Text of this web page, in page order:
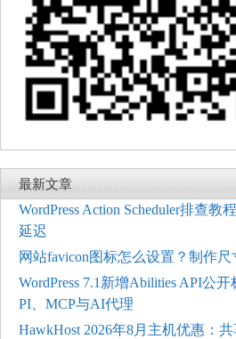
最新文章
WordPress Action Scheduler排查
延迟
网站favicon图标怎么设置？制作
WordPress 7.1新增Abilities API公
PI、MCP与AI代理
HawkHost 2026年8月主机优惠：共